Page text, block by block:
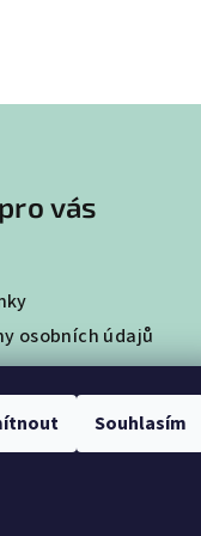
Souhlasím
vás
osobních údajů